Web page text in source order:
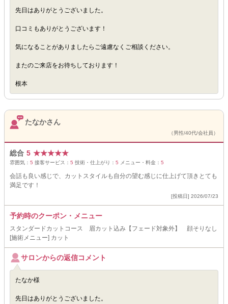
先日はありがとうございました。
口コミもありがとうございます！
気になることがありましたらご遠慮なくご相談ください。
またのご来店をお待ちしております！
根本
たなかさん
（男性/40代/会社員）
総合 5 ★★★★★
雰囲気： 5 接客サービス： 5 技術・仕上がり： 5 メニュー・料金： 5
会話も良い感じで、カットスタイルも自分の望む感じに仕上げて頂きとても
満足です！
[投稿日] 2026/07/23
予約時のクーポン・メニュー
スタンダードカットコース 眉カット込み【フェード対象外】 顔そりなし
[施術メニュー] カット
サロンからの返信コメント
たなか様
先日はありがとうございました。